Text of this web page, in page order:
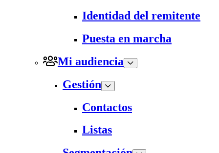
Identidad del remitente
Puesta en marcha
Mi audiencia
Gestión
Contactos
Listas